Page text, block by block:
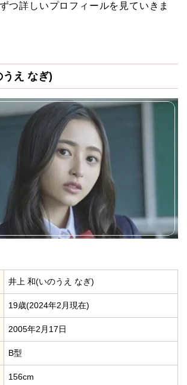
つ詳しいプロフィールを見ていきま
え なぎ)
井上 和(いのうえ なぎ)
19歳(2024年2月現在)
2005年2月17日
B型
156cm